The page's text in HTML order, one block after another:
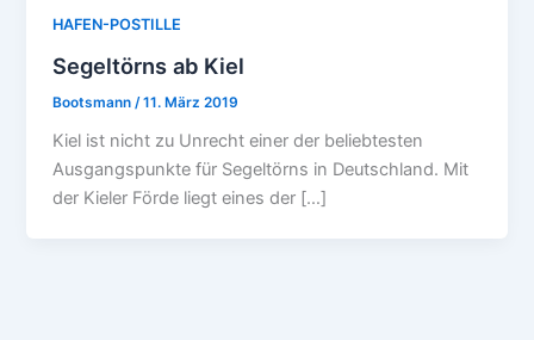
HAFEN-POSTILLE
Segeltörns ab Kiel
Bootsmann /11. März 2019
Kiel ist nicht zu Unrecht einer der beliebtesten
Ausgangspunkte für Segeltörns in Deutschland. Mit
der Kieler Förde liegt eines der […]